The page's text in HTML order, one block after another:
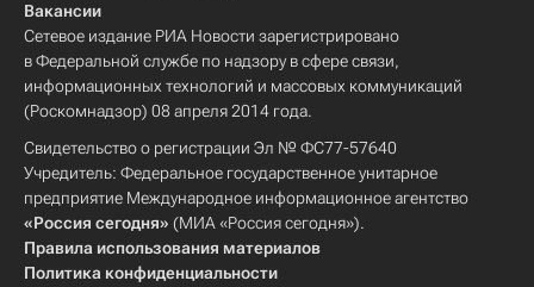
Вакансии
Сетевое издание РИА Новости зарегистрировано
в Федеральной службе по надзору в сфере связи,
информационных технологий и массовых коммуникаций
(Роскомнадзор) 08 апреля 2014 года.
Свидетельство о регистрации Эл № ФС77-57640
Учредитель: Федеральное государственное унитарное
предприятие Международное информационное агентство
«Россия сегодня» (МИА «Россия сегодня»).
Правила использования материалов
Политика конфиденциальности